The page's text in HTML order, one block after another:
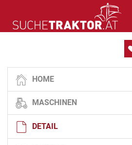
HOME
MASCHINEN
DETAIL